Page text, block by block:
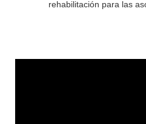
rehabilitación para las